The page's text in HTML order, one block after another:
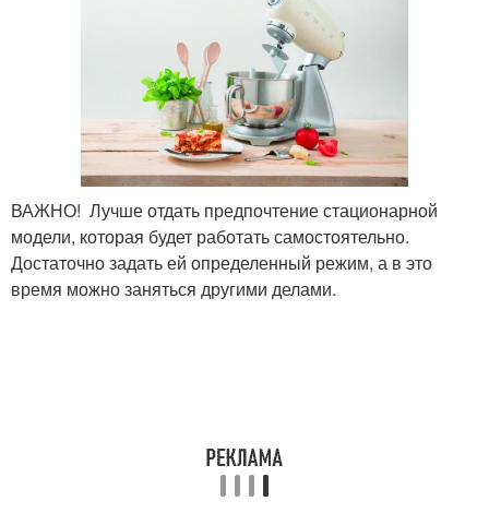
ВАЖНО! Лучше отдать предпочтение стационарной
модели, которая будет работать самостоятельно.
Достаточно задать ей определенный режим, а в это
время можно заняться другими делами.